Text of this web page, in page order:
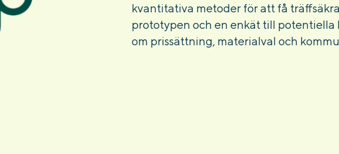
kvantitativa metoder för att få
prototypen och en enkät till
om prissättning, materialval och